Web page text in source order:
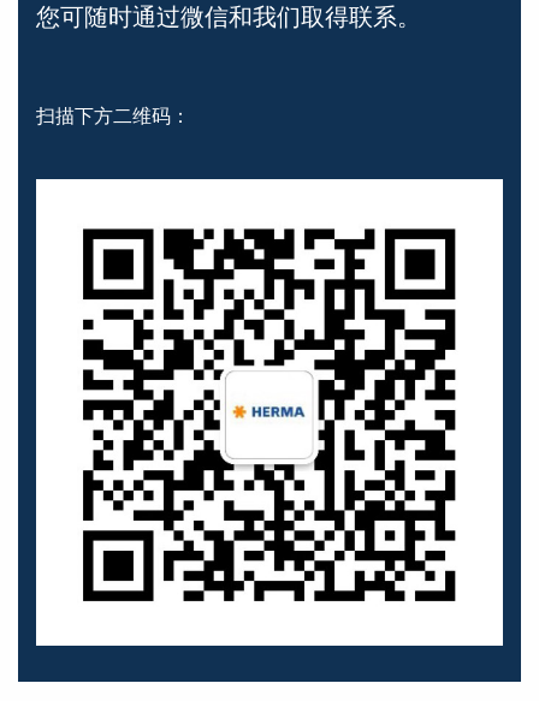
您可随时通过微信和我们取得联系。
扫描下方二维码：